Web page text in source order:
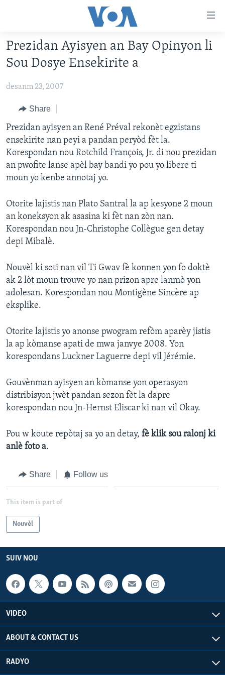
Skip
to
main
Skip
Navigation
Skip
to
Search
AMERIK LATIN
ENTÈNASYONAL
VIDEO
FLASHPOINT IKRÈN
Learning English
SUIV NOU
Languages
Prezidan Ayisyen an Bay Opinyon li
Sou Dosye Ensekirite a
desanm 23, 2007
Share
Prezidan ayisyen an René Préval rekonèt egzistans
ensekirite nan peyi a pandan peryòd fèt la.
Korespondan nou Rotchild François, Jr. di nou prezidan
an pwofite lanse apèl bay bandi yo pou yo libere ti
moun yo kenbe annotaj yo.
Otorite lajistis nan Plato Santral la ap kesyone 2 moun
an koneksyon ak asasina ki fèt nan zòn nan.
Korespondan nou Jn-Christophe Collègue gen detay
depi Mibalè.
Nouvèl ki soti nan vil Ti Gwav fè konnen yon fo doktè
ak 2 lòt moun trouve yo nan prizon apre lanmò yon
adolesan. Korespondan nou Montigène Sincère ap
eksplike.
Otorite lajistis yo anonse pwogram refòm aparèy jistis
la ap kòmanse apati de mwa janvye 2008. Yon
korespondans Luckner Laguerre depi vil Jérémie.
Gouvènman ayisyen an kòmanse yon operasyon
distribisyon jwèt pandan sezon fèt la dapre
korespondan nou Jn-Hernst Eliscar ki nan vil Okay.
Pou w koute repòtaj sa yo an detay, fè klik sou ralonj ki
anlè foto a.
Share Follow us
This item is part of
Nouvèl
SUIV NOU
VIDEO
ABOUT & CONTACT US
RADYO